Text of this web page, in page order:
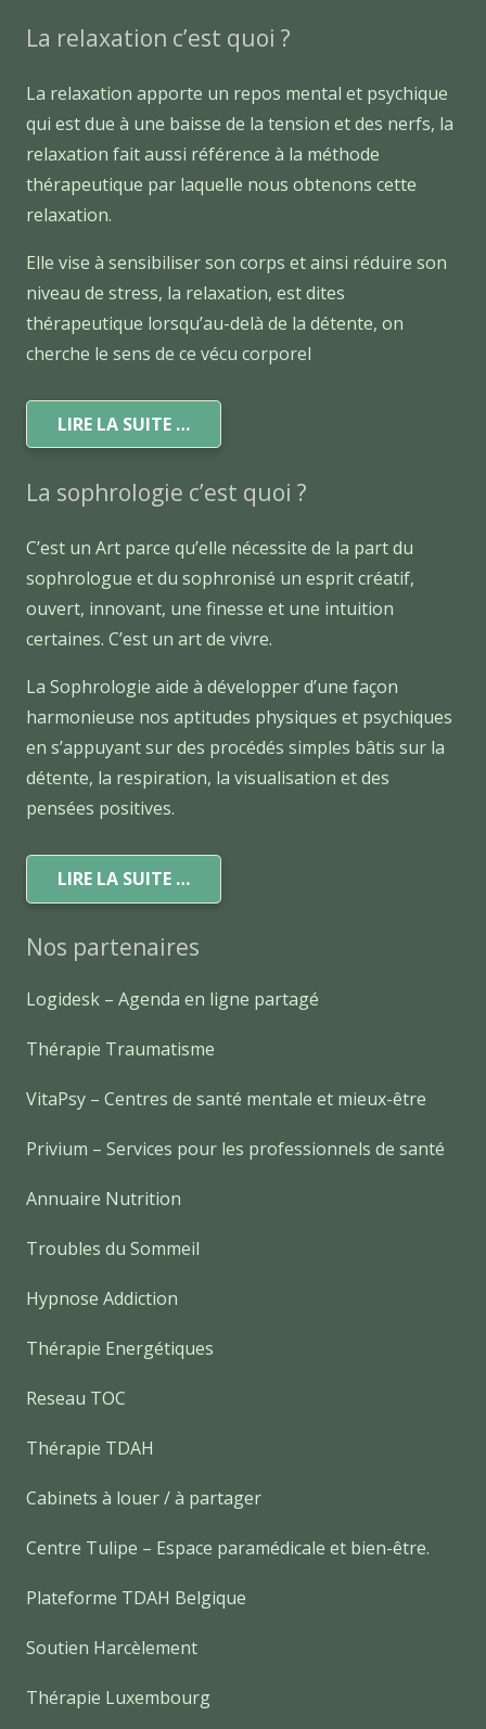
La relaxation c’est quoi ?
La relaxation apporte un repos mental et psychique
qui est due à une baisse de la tension et des nerfs, la
relaxation fait aussi référence à la méthode
thérapeutique par laquelle nous obtenons cette
relaxation.
Elle vise à sensibiliser son corps et ainsi réduire son
niveau de stress, la relaxation, est dites
thérapeutique lorsqu’au-delà de la détente, on
cherche le sens de ce vécu corporel
LIRE LA SUITE …
La sophrologie c’est quoi ?
C’est un Art parce qu’elle nécessite de la part du
sophrologue et du sophronisé un esprit créatif,
ouvert, innovant, une finesse et une intuition
certaines. C’est un art de vivre.
La Sophrologie aide à développer d’une façon
harmonieuse nos aptitudes physiques et psychiques
en s’appuyant sur des procédés simples bâtis sur la
détente, la respiration, la visualisation et des
pensées positives.
LIRE LA SUITE …
Nos partenaires
Logidesk – Agenda en ligne partagé
Thérapie Traumatisme
VitaPsy – Centres de santé mentale et mieux-être
Privium – Services pour les professionnels de santé
Annuaire Nutrition
Troubles du Sommeil
Hypnose Addiction
Thérapie Energétiques
Reseau TOC
Thérapie TDAH
Cabinets à louer / à partager
Centre Tulipe – Espace paramédicale et bien-être.
Plateforme TDAH Belgique
Soutien Harcèlement
Thérapie Luxembourg